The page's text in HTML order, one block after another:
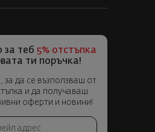
за теб 5% отстъпка
ти поръчка!
за да се възползваш от
и да получаваш
оферти и новини!